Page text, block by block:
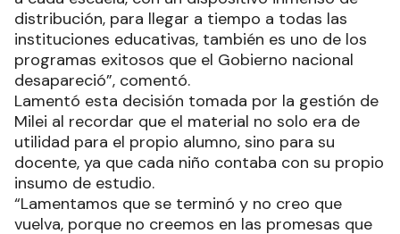
distribución, para llegar a tiempo a todas las
instituciones educativas, también es uno de los
programas exitosos que el Gobierno nacional
desapareció”, comentó.
Lamentó esta decisión tomada por la gestión de
Milei al recordar que el material no solo era de
utilidad para el propio alumno, sino para su
docente, ya que cada niño contaba con su propio
insumo de estudio.
“Lamentamos que se terminó y no creo que
vuelva, porque no creemos en las promesas que